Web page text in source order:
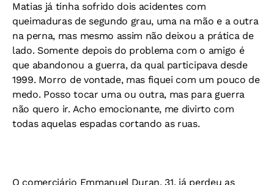
Matias já tinha sofrido dois acidentes com
queimaduras de segundo grau, uma na mão e a outra
na perna, mas mesmo assim não deixou a prática de
lado. Somente depois do problema com o amigo é
que abandonou a guerra, da qual participava desde
1999. Morro de vontade, mas fiquei com um pouco de
medo. Posso tocar uma ou outra, mas para guerra
não quero ir. Acho emocionante, me divirto com
todas aquelas espadas cortando as ruas.
O comerciário Emmanuel Duran, 31, já perdeu as